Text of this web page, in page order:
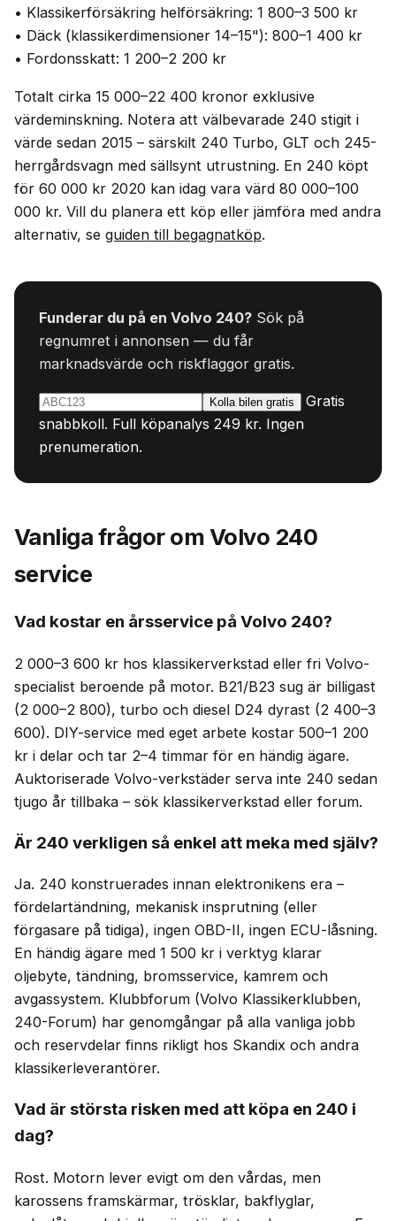
• Klassikerförsäkring helförsäkring: 1 800–3 500 kr
• Däck (klassikerdimensioner 14–15"): 800–1 400 kr
• Fordonsskatt: 1 200–2 200 kr
Totalt cirka 15 000–22 400 kronor exklusive
värdeminskning. Notera att välbevarade 240 stigit i
värde sedan 2015 – särskilt 240 Turbo, GLT och 245-
herrgårdsvagn med sällsynt utrustning. En 240 köpt
för 60 000 kr 2020 kan idag vara värd 80 000–100
000 kr. Vill du planera ett köp eller jämföra med andra
alternativ, se guiden till begagnatköp.
Funderar du på en Volvo 240? Sök på
regnumret i annonsen — du får
marknadsvärde och riskflaggor gratis.
Kolla bilen gratis
Gratis
snabbkoll. Full köpanalys 249 kr. Ingen
prenumeration.
Vanliga frågor om Volvo 240
service
Vad kostar en årsservice på Volvo 240?
2 000–3 600 kr hos klassikerverkstad eller fri Volvo-
specialist beroende på motor. B21/B23 sug är billigast
(2 000–2 800), turbo och diesel D24 dyrast (2 400–3
600). DIY-service med eget arbete kostar 500–1 200
kr i delar och tar 2–4 timmar för en händig ägare.
Auktoriserade Volvo-verkstäder serva inte 240 sedan
tjugo år tillbaka – sök klassikerverkstad eller forum.
Är 240 verkligen så enkel att meka med själv?
Ja. 240 konstruerades innan elektronikens era –
fördelartändning, mekanisk insprutning (eller
förgasare på tidiga), ingen OBD-II, ingen ECU-låsning.
En händig ägare med 1 500 kr i verktyg klarar
oljebyte, tändning, bromsservice, kamrem och
avgassystem. Klubbforum (Volvo Klassikerklubben,
240-Forum) har genomgångar på alla vanliga jobb
och reservdelar finns rikligt hos Skandix och andra
klassikerleverantörer.
Vad är största risken med att köpa en 240 i
dag?
Rost. Motorn lever evigt om den vårdas, men
karossens framskärmar, trösklar, bakflyglar,